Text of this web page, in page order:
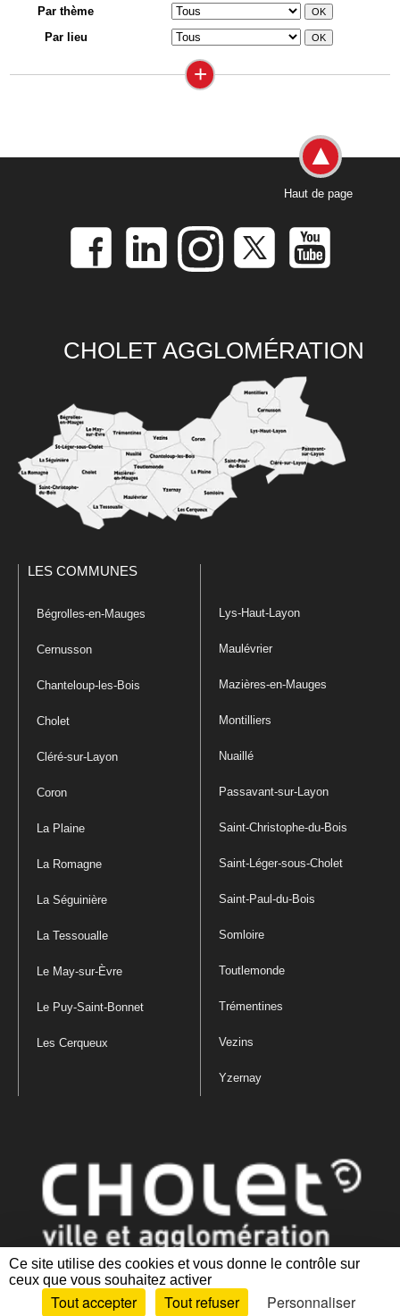
Ce site utilise des cookies et vous donne le contrôle sur
ceux que vous souhaitez activer
Tout accepter Tout refuser Personnaliser
Par thème
Par lieu
+
Haut de page
CHOLET AGGLOMÉRATION
LES COMMUNES
Bégrolles-en-Mauges
Cernusson
Chanteloup-les-Bois
Cholet
Cléré-sur-Layon
Coron
La Plaine
La Romagne
La Séguinière
La Tessoualle
Le May-sur-Èvre
Le Puy-Saint-Bonnet
Les Cerqueux
Lys-Haut-Layon
Maulévrier
Mazières-en-Mauges
Montilliers
Nuaillé
Passavant-sur-Layon
Saint-Christophe-du-Bois
Saint-Léger-sous-Cholet
Saint-Paul-du-Bois
Somloire
Toutlemonde
Trémentines
Vezins
Yzernay
Mentions légales|Politique de confidentialité
des cookies |Plan du site Accessibilité : partiellement conforme